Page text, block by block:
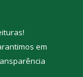
!
em